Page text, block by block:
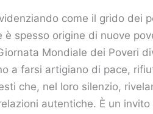
come il grido dei
è spesso origine di nuove
Mondiale dei Poveri
a farsi artigiano di pace,
che, nel loro silenzio,
autentiche. È un